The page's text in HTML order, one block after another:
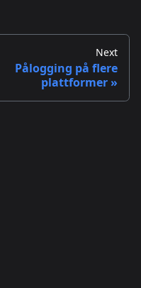
Next
Pålogging på flere
plattformer